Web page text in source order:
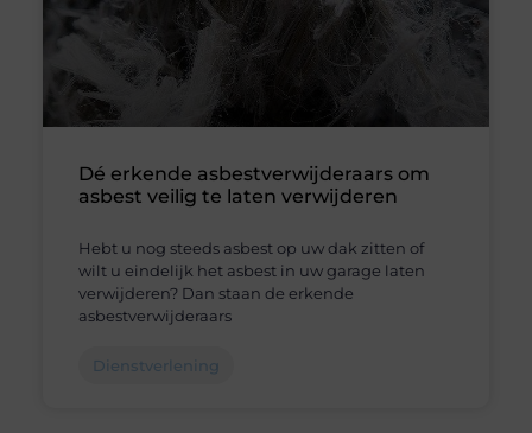
Dé erkende asbestverwijderaars om
asbest veilig te laten verwijderen
Hebt u nog steeds asbest op uw dak zitten of
wilt u eindelijk het asbest in uw garage laten
verwijderen? Dan staan de erkende
asbestverwijderaars
Dienstverlening